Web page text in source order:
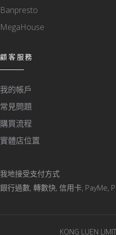
Banpresto
MegaHouse
顧客服務
我的帳戶
常見問題
購買流程
實體店位置
我地接受支付方式
銀行過數, 轉數快, 信用卡, PayMe,
KONG LUEN